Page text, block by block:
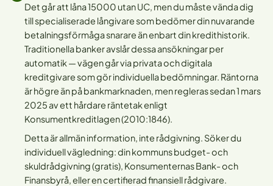
Det går att låna 15000 utan UC, men du måste vända dig
till specialiserade långivare som bedömer din nuvarande
betalningsförmåga snarare än enbart din kredithistorik.
Traditionella banker avslår dessa ansökningar per
automatik — vägen går via privata och digitala
kreditgivare som gör individuella bedömningar. Räntorna
är högre än på bankmarknaden, men regleras sedan 1 mars
2025 av ett hårdare räntetak enligt
Konsumentkreditlagen (2010:1846).
Detta är allmän information, inte rådgivning. Söker du
individuell vägledning: din kommuns budget- och
skuldrådgivning (gratis), Konsumenternas Bank- och
Finansbyrå, eller en certifierad finansiell rådgivare.